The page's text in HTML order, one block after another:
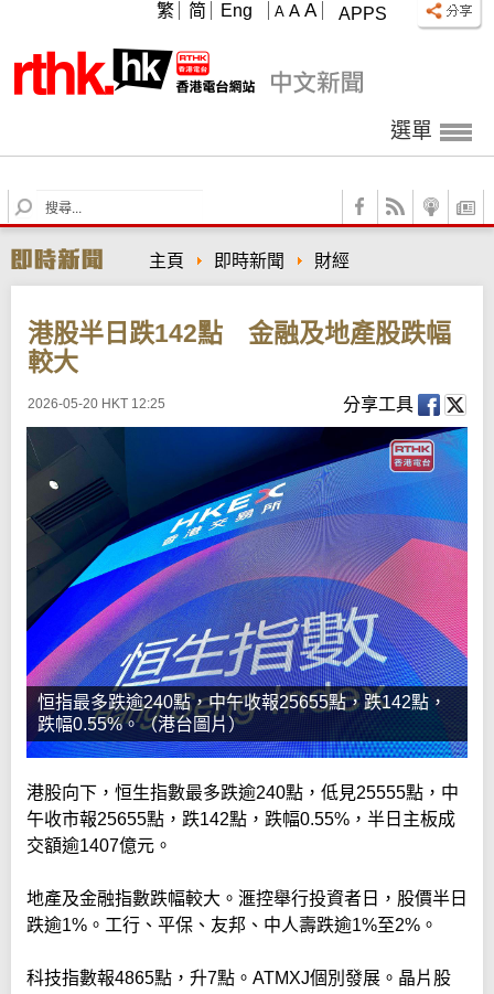
APPS
A A A
繁 简 Eng
選單
S
e
r
c
主頁 即時新聞 財經
港股半日跌142點 金融及地產股跌幅
較大
2026-05-20 HKT 12:25 分享工具
恒指最多跌逾240點，中午收報25655點，跌142點，
跌幅0.55%。（港台圖片）
港股向下，恒生指數最多跌逾240點，低見25555點，中
午收市報25655點，跌142點，跌幅0.55%，半日主板成
交額逾1407億元。
地產及金融指數跌幅較大。滙控舉行投資者日，股價半日
跌逾1%。工行、平保、友邦、中人壽跌逾1%至2%。
科技指數報4865點，升7點。ATMXJ個別發展。晶片股